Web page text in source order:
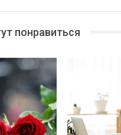
понравиться